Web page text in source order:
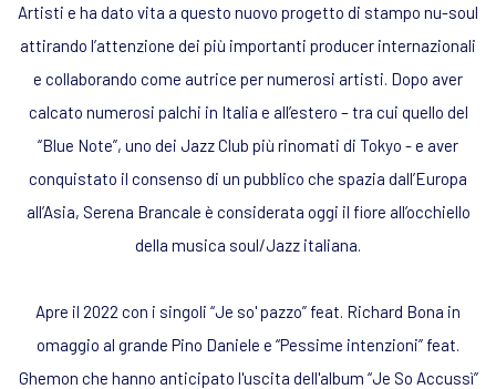
Artisti e ha dato vita a questo nuovo progetto di stampo nu-soul
attirando l’attenzione dei più importanti producer internazionali
e collaborando come autrice per numerosi artisti. Dopo aver
calcato numerosi palchi in Italia e all’estero – tra cui quello del
“Blue Note”, uno dei Jazz Club più rinomati di Tokyo - e aver
conquistato il consenso di un pubblico che spazia dall’Europa
all’Asia, Serena Brancale è considerata oggi il fiore all’occhiello
della musica soul/Jazz italiana.
Apre il 2022 con i singoli “Je so' pazzo” feat. Richard Bona in
omaggio al grande Pino Daniele e “Pessime intenzioni” feat.
Ghemon che hanno anticipato l'uscita dell'album “Je So Accussì”